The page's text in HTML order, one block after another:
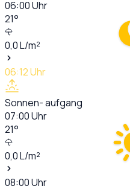
06:00Uhr
21°
0,0L/m²
06:12Uhr
Sonnen- aufgang
07:00Uhr
21°
0,0L/m²
08:00Uhr